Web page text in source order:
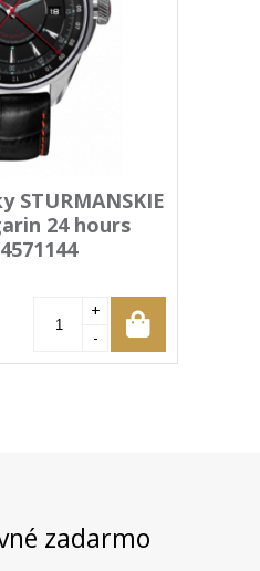
STURMANSKIE
24 hours
+
-
zadarmo